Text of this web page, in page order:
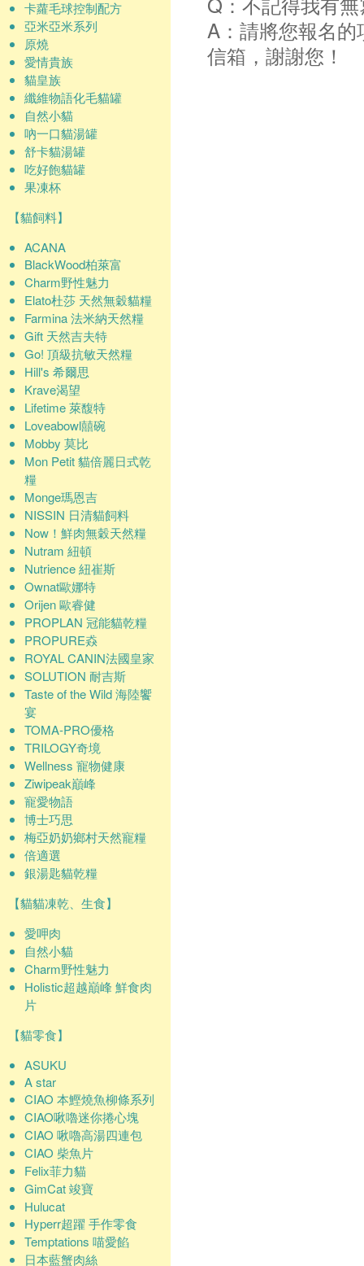
卡蘿毛球控制配方
亞米亞米系列
原燒
愛情貴族
貓皇族
纖維物語化毛貓罐
自然小貓
吶一口貓湯罐
舒卡貓湯罐
吃好飽貓罐
果凍杯
【貓飼料】
ACANA
BlackWood柏萊富
Charm野性魅力
Elato杜莎 天然無穀貓糧
Farmina 法米納天然糧
Gift 天然吉夫特
Go! 頂級抗敏天然糧
Hill's 希爾思
Krave渴望
Lifetime 萊馥特
Loveabowl囍碗
Mobby 莫比
Mon Petit 貓倍麗日式乾
糧
Monge瑪恩吉
NISSIN 日清貓飼料
Now！鮮肉無穀天然糧
Nutram 紐頓
Nutrience 紐崔斯
Ownat歐娜特
Orijen 歐睿健
PROPLAN 冠能貓乾糧
PROPURE猋
ROYAL CANIN法國皇家
SOLUTION 耐吉斯
Taste of the Wild 海陸饗
宴
TOMA-PRO優格
TRILOGY奇境
Wellness 寵物健康
Ziwipeak巔峰
寵愛物語
博士巧思
梅亞奶奶鄉村天然寵糧
倍適選
銀湯匙貓乾糧
【貓貓凍乾、生食】
愛呷肉
自然小貓
Charm野性魅力
Holistic超越巔峰 鮮食肉
片
【貓零食】
ASUKU
A star
CIAO 本鰹燒魚柳條系列
CIAO啾嚕迷你捲心塊
CIAO 啾嚕高湯四連包
CIAO 柴魚片
Felix菲力貓
GimCat 竣寶
Hulucat
Hyperr超躍 手作零食
Temptations 喵愛餡
日本藍蟹肉絲
A：請將您報名
信箱，謝謝您！